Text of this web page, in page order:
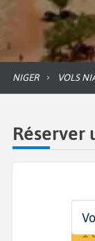
NIGER VOLS
Réserver
1